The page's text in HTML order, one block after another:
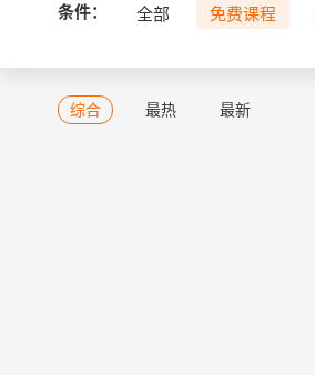
条件： 全部 免费课程
综合 最热 最新